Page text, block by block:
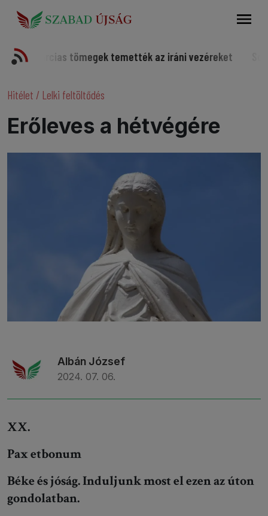
tömegek temették az iráni vezéreket Somorjai
Hitélet / Lelki feltöltődés
Erőleves a hétvégére
Albán József
2024. 07. 06.
XX.
Pax etbonum
Béke és jóság. Induljunk most el ezen az úton
gondolatban.